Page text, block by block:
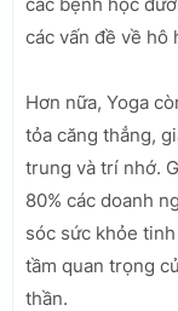
các vấn đề về hô
Hơn nữa, Yoga
tỏa căng thẳng,
trung và trí nhớ.
80% các doanh
sóc sức khỏe
tầm quan trọng
thần.